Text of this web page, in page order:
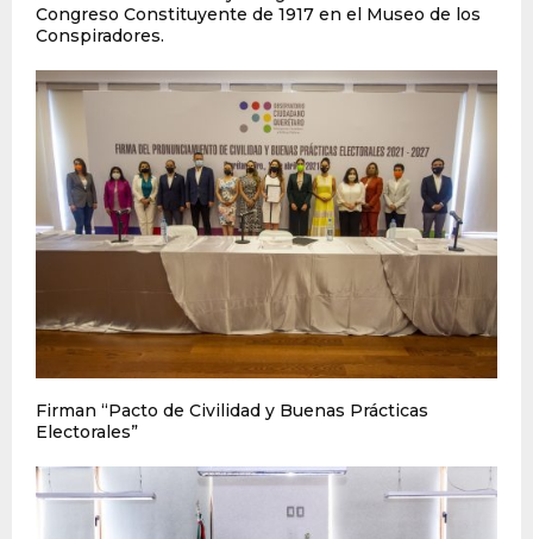
Congreso Constituyente de 1917 en el Museo de los
Conspiradores.
Firman “Pacto de Civilidad y Buenas Prácticas
Electorales”